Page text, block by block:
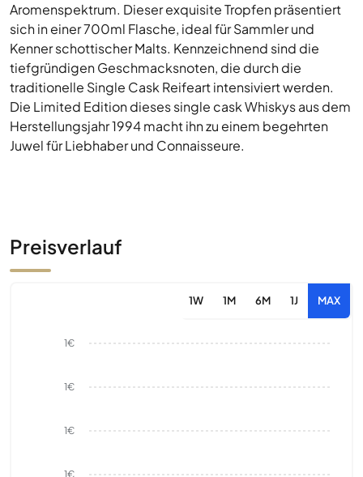
Aromenspektrum. Dieser exquisite Tropfen präsentiert
sich in einer 700ml Flasche, ideal für Sammler und
Kenner schottischer Malts. Kennzeichnend sind die
tiefgründigen Geschmacksnoten, die durch die
traditionelle Single Cask Reifeart intensiviert werden.
Die Limited Edition dieses single cask Whiskys aus dem
Herstellungsjahr 1994 macht ihn zu einem begehrten
Juwel für Liebhaber und Connaisseure.
Preisverlauf
1W 1M 6M 1J MAX
1€
1€
1€
1€